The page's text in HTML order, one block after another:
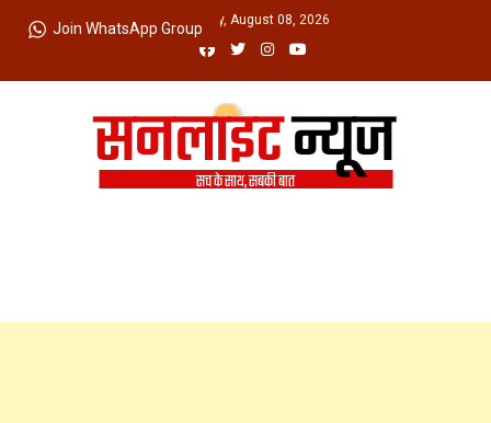
Saturday, August 08, 2026
Join WhatsApp Group